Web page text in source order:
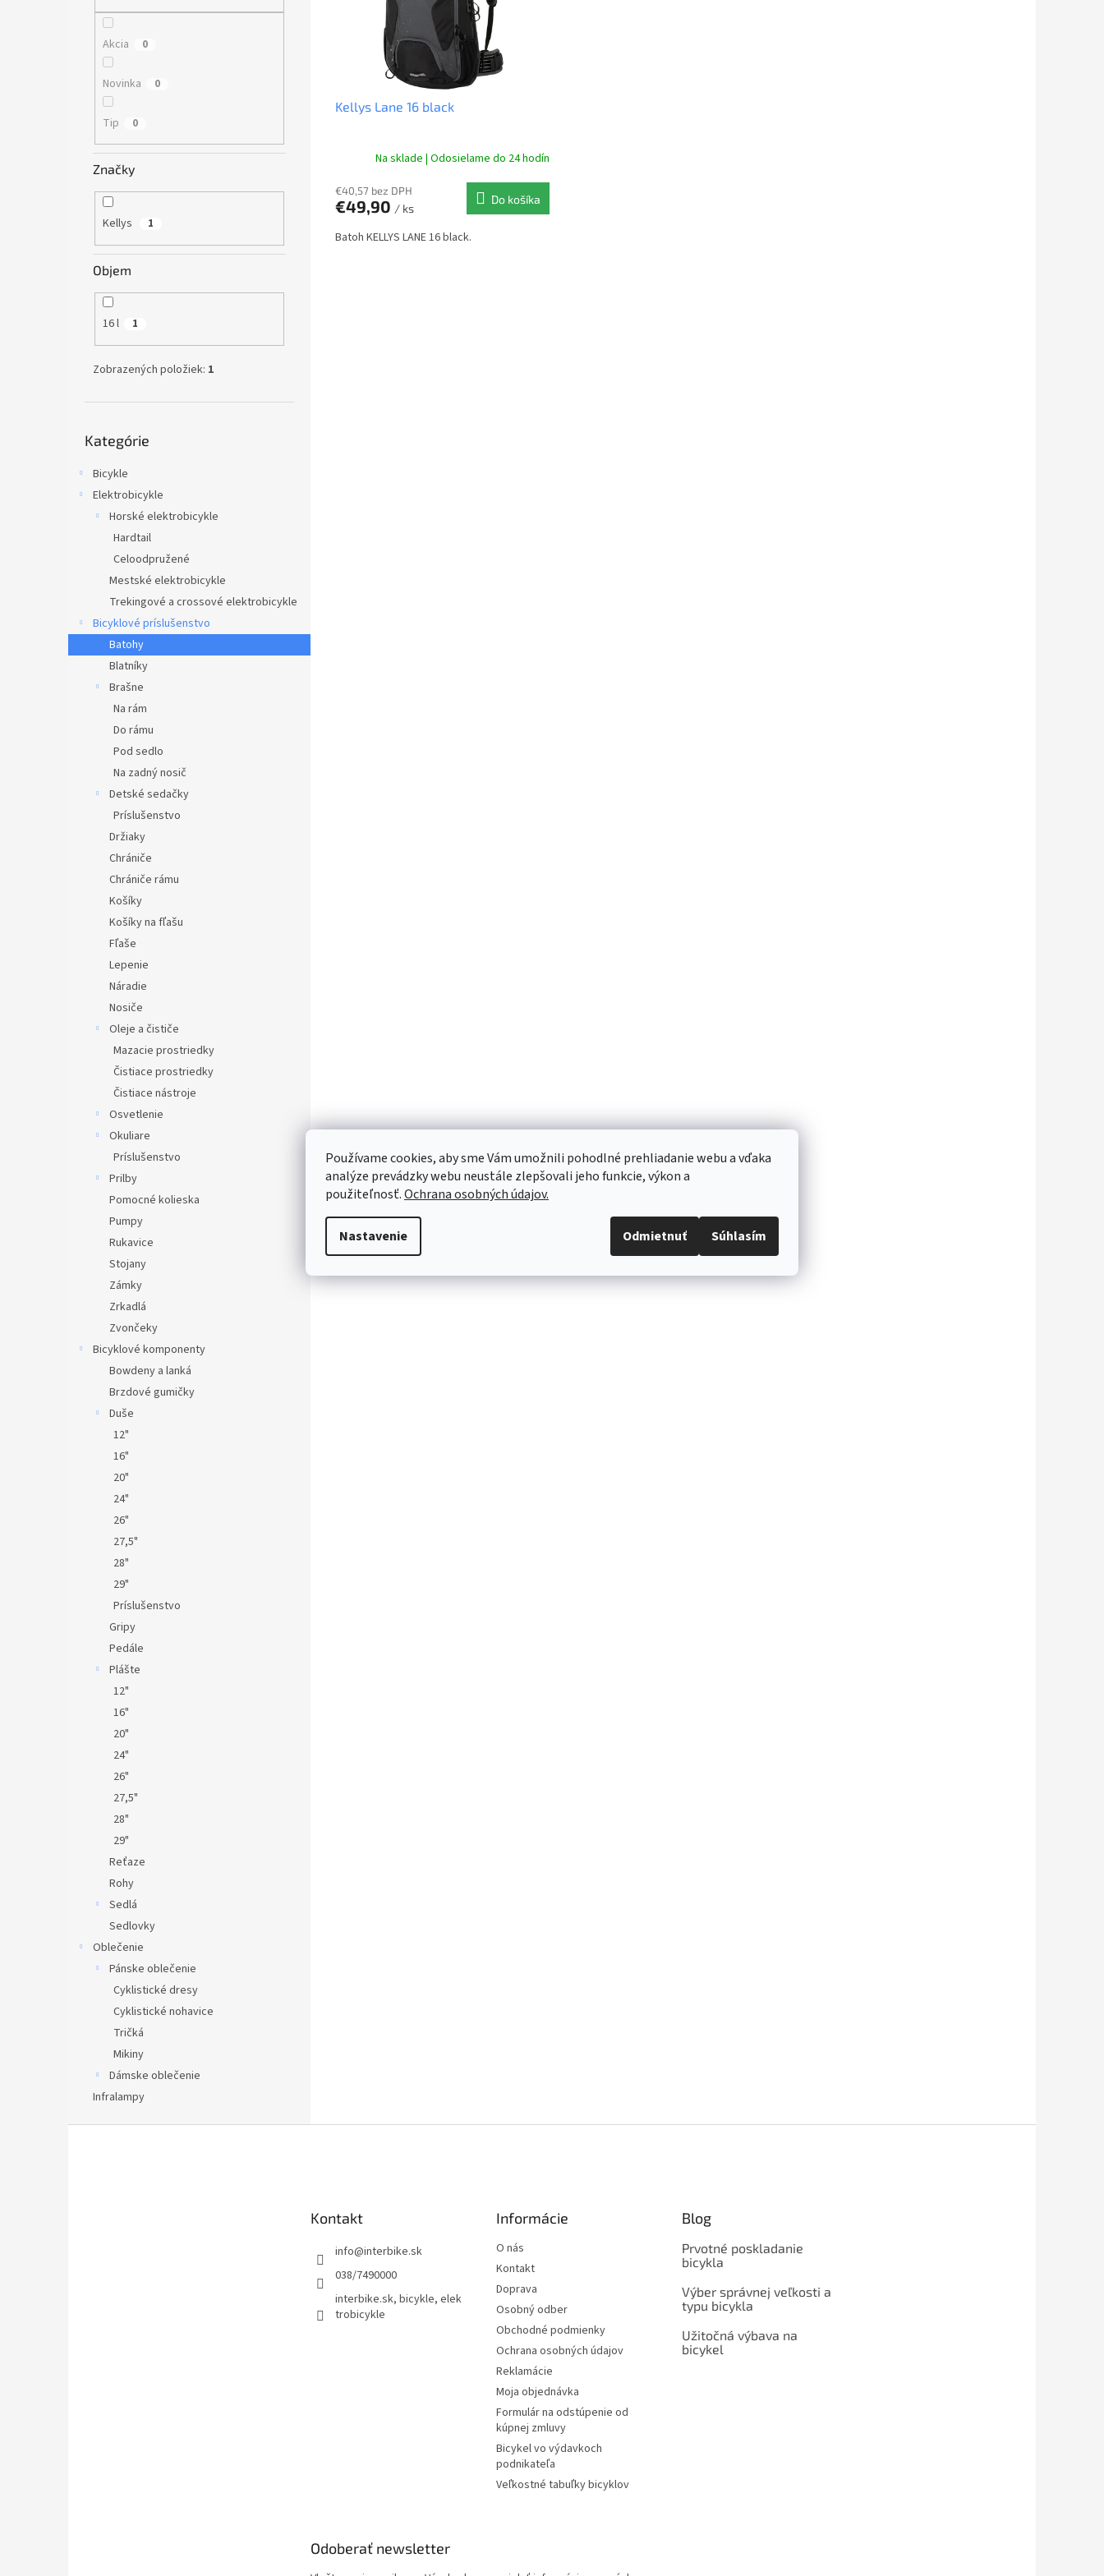
Používame cookies, aby sme Vám umožnili pohodlné prehliadanie webu a vďaka
analýze prevádzky webu neustále zlepšovali jeho funkcie, výkon a
použiteľnosť.Ochrana osobných údajov.
Nastavenie Odmietnuť Súhlasím
Akcia 0
Novinka 0
Tip 0
Značky
Kellys 1
Objem
16 l 1
Zobrazených položiek: 1
kategórie
Kategórie
Bicykle
Elektrobicykle
Horské elektrobicykle
Hardtail
Celoodpružené
Mestské elektrobicykle
Trekingové a crossové elektrobicykle
Bicyklové príslušenstvo
Batohy
Blatníky
Brašne
Na rám
Do rámu
Pod sedlo
Na zadný nosič
Detské sedačky
Príslušenstvo
Držiaky
Chrániče
Chrániče rámu
Košíky
Košíky na fľašu
Fľaše
Lepenie
Náradie
Nosiče
Oleje a čističe
Mazacie prostriedky
Čistiace prostriedky
Čistiace nástroje
Osvetlenie
Okuliare
Príslušenstvo
Prilby
Pomocné kolieska
Pumpy
Rukavice
Stojany
Zámky
Zrkadlá
Zvončeky
Bicyklové komponenty
Bowdeny a lanká
Brzdové gumičky
Duše
12"
16"
20"
24"
26"
27,5"
28"
29"
Príslušenstvo
Gripy
Pedále
Plášte
12"
16"
20"
24"
26"
27,5"
28"
29"
Reťaze
Rohy
Sedlá
Sedlovky
Oblečenie
Pánske oblečenie
Cyklistické dresy
Cyklistické nohavice
Tričká
Mikiny
Dámske oblečenie
Infralampy
Kellys Lane 16 black
Na sklade | Odosielame do 24 hodín
€40,57 bez DPH
€49,90 / ks
Do košíka
Batoh KELLYS LANE 16 black.
Kontakt
info@interbike.sk
038/7490000
interbike.sk, bicykle, elek
trobicykle
Informácie
O nás
Kontakt
Doprava
Osobný odber
Obchodné podmienky
Ochrana osobných údajov
Reklamácie
Moja objednávka
Formulár na odstúpenie od
kúpnej zmluvy
Bicykel vo výdavkoch
podnikateľa
Veľkostné tabuľky bicyklov
Blog
Prvotné poskladanie
bicykla
Výber správnej veľkosti a
typu bicykla
Užitočná výbava na
bicykel
Odoberať newsletter